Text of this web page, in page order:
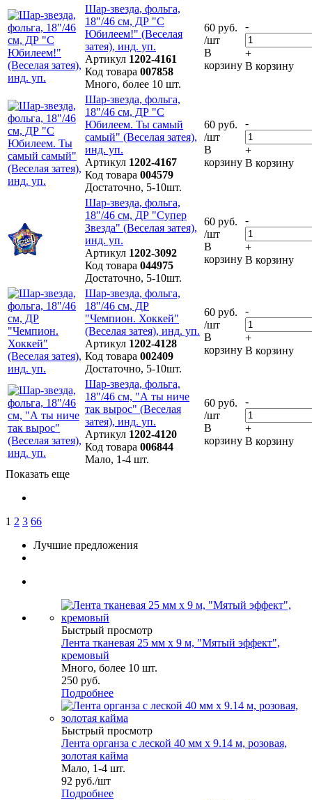
Шар-звезда, фольга,
18"/46 см, ДР "С
Юбилеем!" (Веселая
затея), инд. уп.
Артикул 1202-4161
Код товара 007858
Много, более 10 шт.
60 руб.
/шт
В
корзину
-
+
В корзину
Шар-звезда, фольга,
18"/46 см, ДР "С
Юбилеем. Ты самый
самый" (Веселая затея),
инд. уп.
Артикул 1202-4167
Код товара 004579
Достаточно, 5-10шт.
60 руб.
/шт
В
корзину
-
+
В корзину
Шар-звезда, фольга,
18"/46 см, ДР "Супер
Звезда" (Веселая затея),
инд. уп.
Артикул 1202-3092
Код товара 044975
Достаточно, 5-10шт.
60 руб.
/шт
В
корзину
-
+
В корзину
Шар-звезда, фольга,
18"/46 см, ДР
"Чемпион. Хоккей"
(Веселая затея), инд. уп.
Артикул 1202-4128
Код товара 002409
Достаточно, 5-10шт.
60 руб.
/шт
В
корзину
-
+
В корзину
Шар-звезда, фольга,
18"/46 см, "А ты ниче
так вырос" (Веселая
затея), инд. уп.
Артикул 1202-4120
Код товара 006844
Мало, 1-4 шт.
60 руб.
/шт
В
корзину
-
+
В корзину
Показать еще
1 2 3 66
Лучшие предложения
Быстрый просмотр
Лента тканевая 25 мм х 9 м, "Мятый эффект",
кремовый
Много, более 10 шт.
250 руб.
Подробнее
Быстрый просмотр
Лента органза с леской 40 мм х 9.14 м, розовая,
золотая кайма
Мало, 1-4 шт.
92 руб./шт
Подробнее